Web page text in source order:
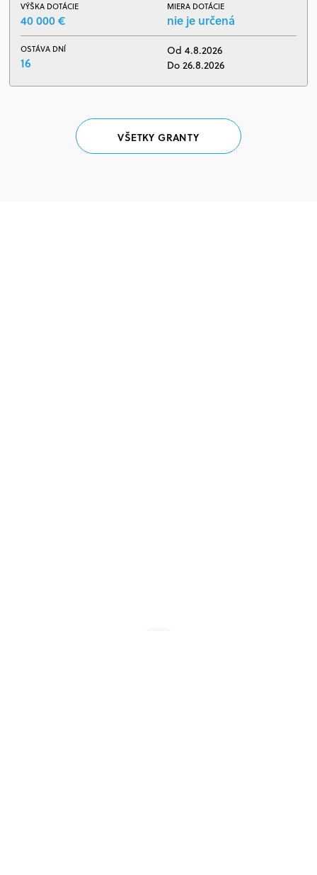
VÝŠKA DOTÁCIE
40 000 €
MIERA DOTÁCIE
nie je určená
OSTÁVA DNÍ
16
Od 4.8.2026
Do 26.8.2026
VŠETKY GRANTY